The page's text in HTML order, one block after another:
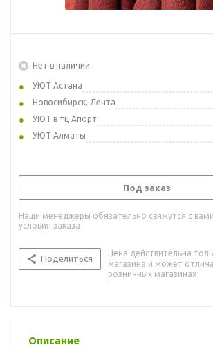
Нет в наличии
УЮТ Астана
Новосибирск, Лента
УЮТ в тц Апорт
УЮТ Алматы
Под заказ
Наши менеджеры обязательно свяжутся с
условия заказа
Поделиться
Цена действительна
магазина и может
розничных магазинах
Описание